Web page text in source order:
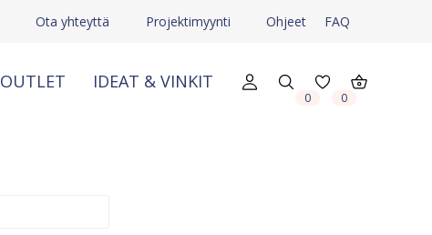
Ota yhteyttä Projektimyynti Ohjeet FAQ
OUTLET IDEAT & VINKIT
0 0